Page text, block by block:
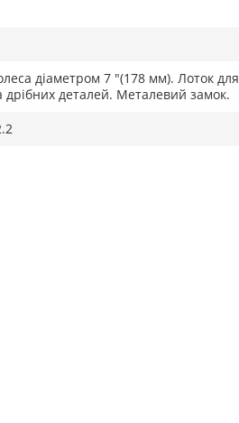
діаметром 7 "(178 мм). Лоток для
дрібних деталей. Металевий замок.